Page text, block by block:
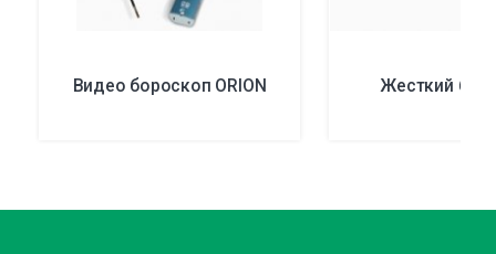
Видео бороскоп ORION Жесткий